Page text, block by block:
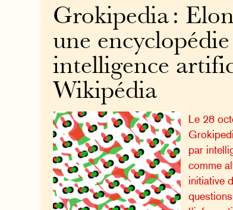
Grokipedia :
une
intelligence
Wikipédia
Le 28
par
comme
initiative